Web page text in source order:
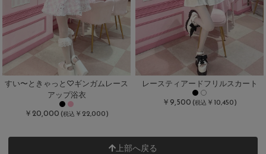
すい〜ときゃっと♡ギンガムレース
アップ浴衣
￥20,000 (税込 ￥22,000)
レースティアードフリルスカート
￥9,500 (税込 ￥10,450)
上部へ戻る